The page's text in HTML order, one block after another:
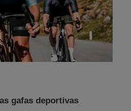
gafas deportivas